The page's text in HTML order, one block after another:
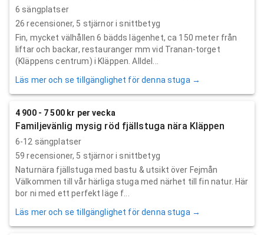
6 sängplatser
26 recensioner, 5 stjärnor i snittbetyg
Fin, mycket välhållen 6 bädds lägenhet, ca 150 meter från
liftar och backar, restauranger mm vid Tranan-torget
(Kläppens centrum) i Kläppen. Alldel...
Läs mer och se tillgänglighet för denna stuga →
4 900 - 7 500 kr per vecka
Familjevänlig mysig röd fjällstuga nära Kläppen
6-12 sängplatser
59 recensioner, 5 stjärnor i snittbetyg
Naturnära fjällstuga med bastu & utsikt över Fejmån
Välkommen till vår härliga stuga med närhet till fin natur. Här
bor ni med ett perfekt läge f...
Läs mer och se tillgänglighet för denna stuga →